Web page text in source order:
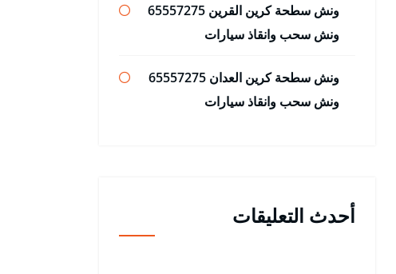
ونش سطحة كرين القرين 65557275
ونش سحب وانقاذ سيارات
ونش سطحة كرين العدان 65557275
ونش سحب وانقاذ سيارات
أحدث التعليقات